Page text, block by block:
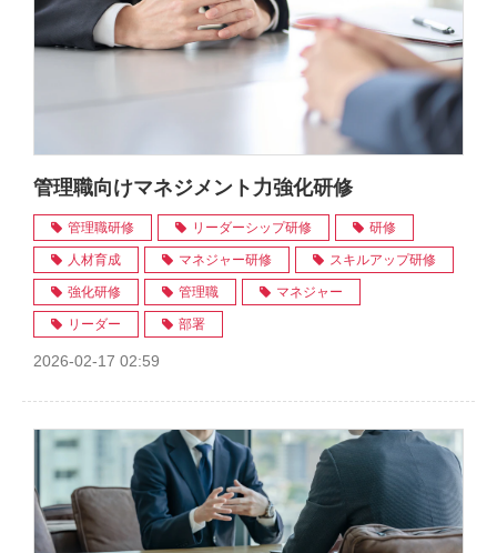
管理職向けマネジメント力強化研修
管理職研修 リーダーシップ研修 研修
人材育成 マネジャー研修 スキルアップ研修
強化研修 管理職 マネジャー
リーダー 部署
2026-02-17 02:59